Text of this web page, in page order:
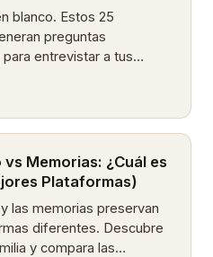
blanco. Estos 25
preguntas
entrevistar a tus
Memorias: ¿Cuál es
Plataformas)
las memorias preservan
diferentes. Descubre
y compara las